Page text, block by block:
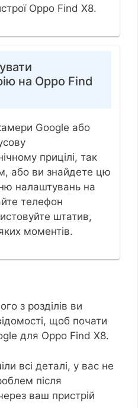
Oppo Find X8.
на Oppo Find
Google або
прицілі, так
або ви знайдете цю
налаштувань на
телефон
штатив,
моментів.
з розділів ви
щоб почати
для Oppo Find X8.
всі деталі, у вас не
після
ваш пристрій